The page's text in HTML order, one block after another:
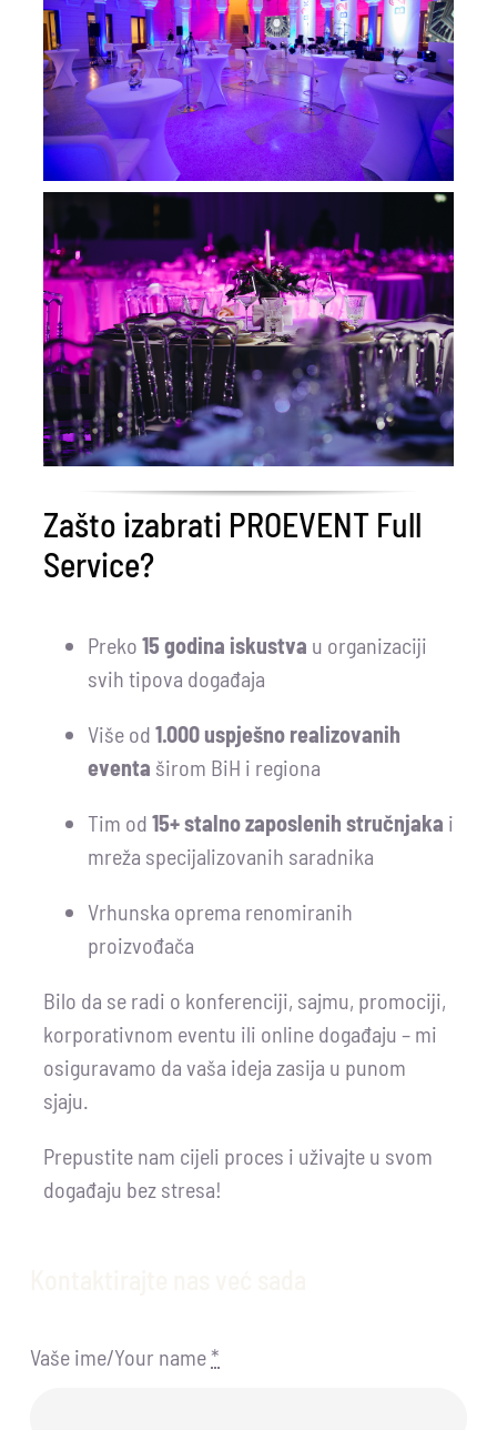
Zašto izabrati PROEVENT Full
Service?
Preko 15 godina iskustva u organizaciji
svih tipova događaja
Više od 1.000 uspješno realizovanih
eventa širom BiH i regiona
Tim od 15+ stalno zaposlenih stručnjaka i
mreža specijalizovanih saradnika
Vrhunska oprema renomiranih
proizvođača
Bilo da se radi o konferenciji, sajmu, promociji,
korporativnom eventu ili online događaju – mi
osiguravamo da vaša ideja zasija u punom
sjaju.
Prepustite nam cijeli proces i uživajte u svom
događaju bez stresa!
Vaše ime/Your name *